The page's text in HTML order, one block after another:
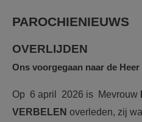
PAROCHIENIEUWS
OVERLIJDEN
Ons voorgegaan naar de Heer
Op 6 april 2026 is Mevrouw
VERBELEN overleden, zij